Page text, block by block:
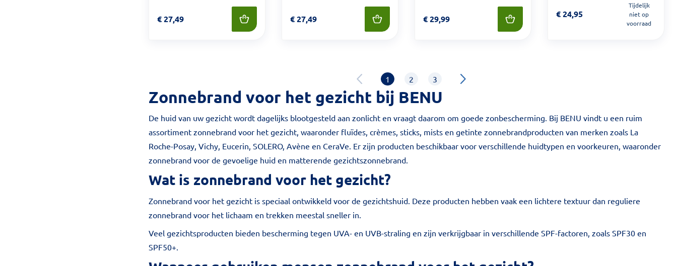
Prijs: € 27,49
€27,49 Prijs: € 27,49
€27,49 Prijs: € 29,99
€29,99 Prijs: € 24,95
€24,95
Tijdelijk
niet op
voorraad
1 2 3
Zonnebrand voor het gezicht bij BENU
De huid van uw gezicht wordt dagelijks blootgesteld aan zonlicht en vraagt daarom om goede zonbescherming. Bij BENU vindt u een ruim
assortiment zonnebrand voor het gezicht, waaronder fluïdes, crèmes, sticks, mists en getinte zonnebrandproducten van merken zoals La
Roche-Posay, Vichy, Eucerin, SOLERO, Avène en CeraVe. Er zijn producten beschikbaar voor verschillende huidtypen en voorkeuren, waaronder
zonnebrand voor de gevoelige huid en matterende gezichtszonnebrand.
Wat is zonnebrand voor het gezicht?
Zonnebrand voor het gezicht is speciaal ontwikkeld voor de gezichtshuid. Deze producten hebben vaak een lichtere textuur dan reguliere
zonnebrand voor het lichaam en trekken meestal sneller in.
Veel gezichtsproducten bieden bescherming tegen UVA- en UVB-straling en zijn verkrijgbaar in verschillende SPF-factoren, zoals SPF30 en
SPF50+.